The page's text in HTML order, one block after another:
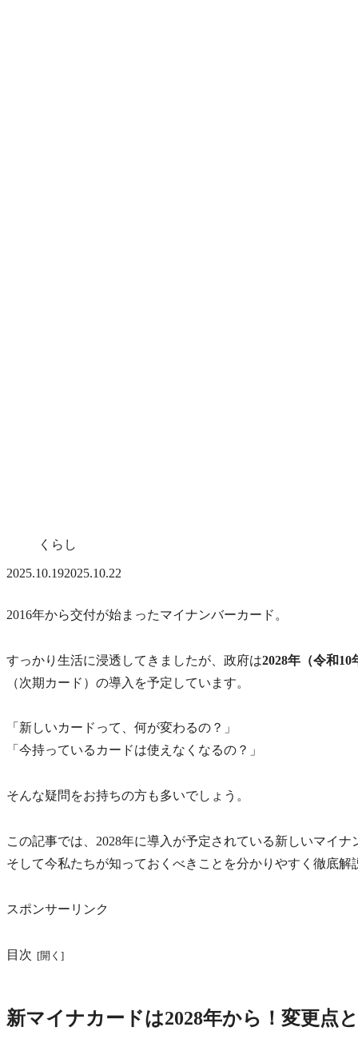
くらし
2025.10.192025.10.22
2016年から交付が始まったマイナンバーカード。
すっかり生活に浸透してきましたが、政府は2028年（令和10
（次期カード）の導入を予定しています。
「新しいカードって、何が変わるの？」
「今持っているカードは使えなくなるの？」
そんな疑問をお持ちの方も多いでしょう。
この記事では、2028年に導入が予定されている新しいマイ
そして今私たちが知っておくべきことを分かりやすく徹底解
スポンサーリンク
目次
新マイナカードは2028年から！変更点